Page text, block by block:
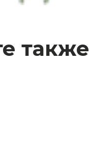
также